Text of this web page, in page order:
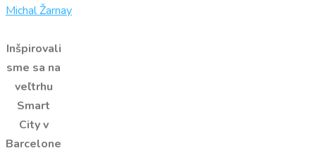
Michal Žarnay
Inšpirovali
sme sa na
veľtrhu
Smart
City v
Barcelone